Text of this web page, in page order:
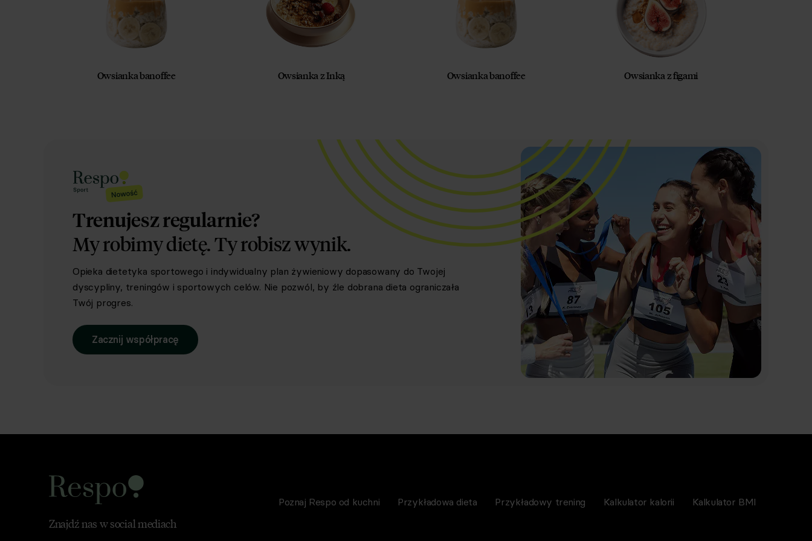
Owsianka banoffee Owsianka z Inką Owsianka banoffee Owsianka z figami
Trenujesz regularnie?
My robimy dietę.Ty robisz wynik.
Opieka dietetyka sportowego i indywidualny plan żywieniowy dopasowany do Twojej
dyscypliny, treningów i sportowych celów. Nie pozwól, by źle dobrana dieta ograniczała
Twój progres.
Zacznij współpracę
Poznaj Respo od kuchni Przykładowa dieta Przykładowy trening Kalkulator kalorii Kalkulator BMI
Znajdź nas w social mediach